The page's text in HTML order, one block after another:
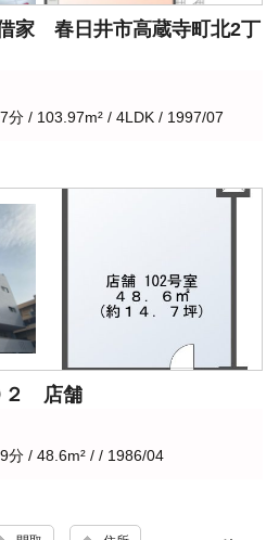
家 春日井市高蔵寺町北2丁
分 / 103.97m² / 4LDK / 1997/07
２ 店舗
分 / 48.6m² / / 1986/04